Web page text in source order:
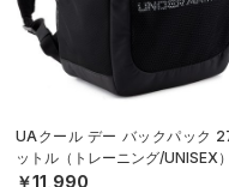
UAクール デー バックパック
ットル（トレーニング/UNISEX）
￥11,990